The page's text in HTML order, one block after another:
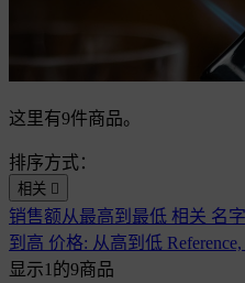
这里有9件商品。
排序方式：
相关 
销售额从最高到最低 相关 名
到高 价格: 从高到低
显示1的9商品